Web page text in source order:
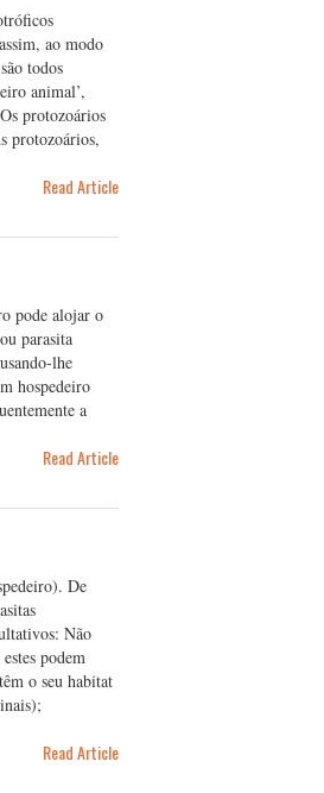
ao modo
todos
animal’,
protozoários
protozoários,
Read Article
pode alojar o
parasita
lhe
hospedeiro
a
Read Article
De
Não
podem
o seu habitat
Read Article